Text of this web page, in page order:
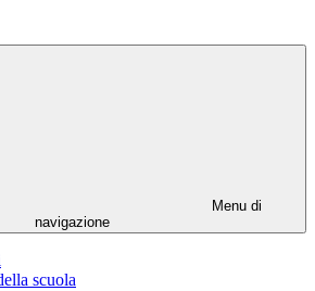
Menu di
navigazione
scuola